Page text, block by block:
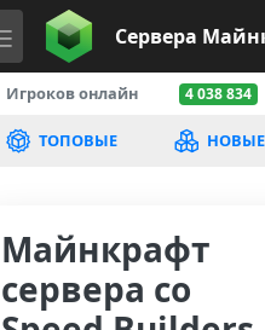
Сервера
Игроков онлайн 4 038 834
ТОПОВЫЕ НОВЫЕ
Майнкрафт
сервера со